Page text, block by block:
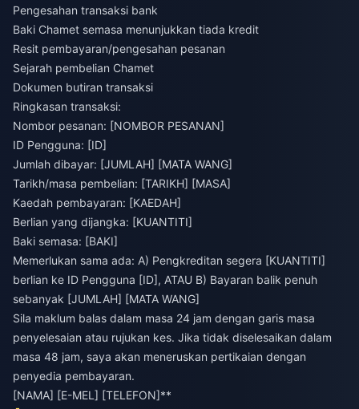
Pengesahan transaksi bank
Baki Chamet semasa menunjukkan tiada kredit
Resit pembayaran/pengesahan pesanan
Sejarah pembelian Chamet
Dokumen butiran transaksi
Ringkasan transaksi:
Nombor pesanan: [NOMBOR PESANAN]
ID Pengguna: [ID]
Jumlah dibayar: [JUMLAH] [MATA WANG]
Tarikh/masa pembelian: [TARIKH] [MASA]
Kaedah pembayaran: [KAEDAH]
Berlian yang dijangka: [KUANTITI]
Baki semasa: [BAKI]
Memerlukan sama ada: A) Pengkreditan segera [KUANTITI]
berlian ke ID Pengguna [ID], ATAU B) Bayaran balik penuh
sebanyak [JUMLAH] [MATA WANG]
Sila maklum balas dalam masa 24 jam dengan garis masa
penyelesaian atau rujukan kes. Jika tidak diselesaikan dalam
masa 48 jam, saya akan meneruskan pertikaian dengan
penyedia pembayaran.
[NAMA] [E-MEL] [TELEFON]**